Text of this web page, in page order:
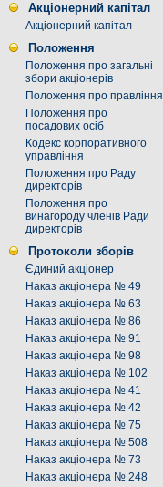
Акціонерний капітал
Акціонерний капітал
Положення
Положення про загальні
збори акціонерів
Положення про правління
Положення про
посадових осіб
Кодекс корпоративного
управління
Положення про Раду
директорів
Положення про
винагороду членів Ради
директорів
Протоколи зборів
Єдиний акціонер
Наказ акціонера № 49
Наказ акціонера № 63
Наказ акціонера № 86
Наказ акціонера № 91
Наказ акціонера № 98
Наказ акціонера № 102
Наказ акціонера № 41
Наказ акціонера № 42
Наказ акціонера № 75
Наказ акціонера № 508
Наказ акціонера № 73
Наказ акціонера № 248